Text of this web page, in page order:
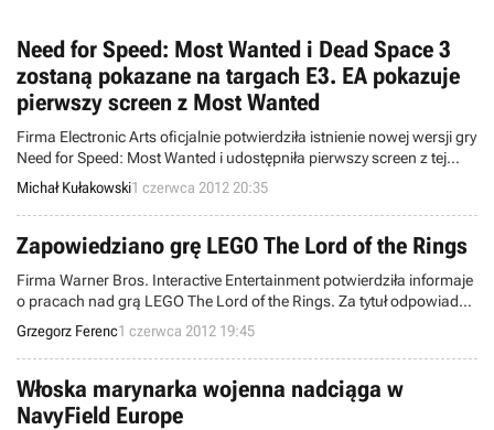
Need for Speed: Most Wanted i Dead Space 3
zostaną pokazane na targach E3. EA pokazuje
pierwszy screen z Most Wanted
Firma Electronic Arts oficjalnie potwierdziła istnienie nowej wersji gry
Need for Speed: Most Wanted i udostępniła pierwszy screen z tej
produkcji. Tytuł zostanie zaprezentowany na targach E3. Wiemy już
też, że w tym samym miejscu odbędzie się pierwszy publiczny pokaz
Dead Space 3.
Michał Kułakowski1 czerwca 2012 20:35
Zapowiedziano grę LEGO The Lord of the Rings
Firma Warner Bros. Interactive Entertainment potwierdziła informaje
o pracach nad grą LEGO The Lord of the Rings. Za tytuł odpowiada
studio Traveller’s Tales Games. Produkcja będzie wzorować się na
filmowej trylogii Petera Jacksona.
Grzegorz Ferenc1 czerwca 2012 19:45
Włoska marynarka wojenna nadciąga w
NavyField Europe